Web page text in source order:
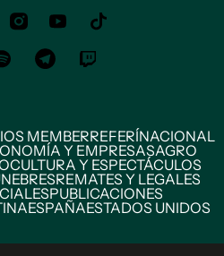
MEMBERREFERÍNACIONAL
Y EMPRESASAGRO
CULTURA Y ESPECTÁCULOS
REMATES Y LEGALES
PUBLICACIONES
ESPAÑAESTADOS UNIDOS